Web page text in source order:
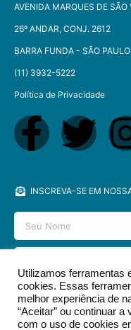
AVENIDA MARQUES DE SÃO
26º ANDAR, CONJ. 2612
BARRA FUNDA - SÃO
(11) 3932-5222
Política de Privacidade
INSCREVA-SE EM
Utilizamos ferramentas
cookies. Essas
melhor experiência de
“Aceitar” ou continuar
com o uso de cookies